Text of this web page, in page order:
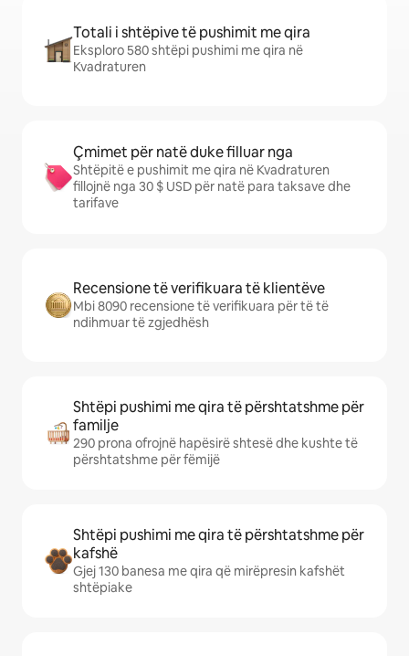
Totali i shtëpive të pushimit me qira
Eksploro 580 shtëpi pushimi me qira në
Kvadraturen
Çmimet për natë duke filluar nga
Shtëpitë e pushimit me qira në Kvadraturen
fillojnë nga 30 $ USD për natë para taksave dhe
tarifave
Recensione të verifikuara të klientëve
Mbi 8090 recensione të verifikuara për të të
ndihmuar të zgjedhësh
Shtëpi pushimi me qira të përshtatshme për
familje
290 prona ofrojnë hapësirë shtesë dhe kushte të
përshtatshme për fëmijë
Shtëpi pushimi me qira të përshtatshme për
kafshë
Gjej 130 banesa me qira që mirëpresin kafshët
shtëpiake